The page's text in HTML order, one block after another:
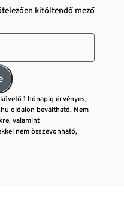
kitöltendő mező
1 hónapig érvényes,
oldalon beváltható. Nem
valamint
nem összevonható,